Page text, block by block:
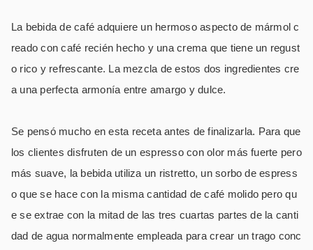
La bebida de café adquiere un hermoso aspecto de mármol c
reado con café recién hecho y una crema que tiene un regust
o rico y refrescante. La mezcla de estos dos ingredientes cre
a una perfecta armonía entre amargo y dulce.
Se pensó mucho en esta receta antes de finalizarla. Para que
los clientes disfruten de un espresso con olor más fuerte pero
más suave, la bebida utiliza un ristretto, un sorbo de espress
o que se hace con la misma cantidad de café molido pero qu
e se extrae con la mitad de las tres cuartas partes de la canti
dad de agua normalmente empleada para crear un trago conc